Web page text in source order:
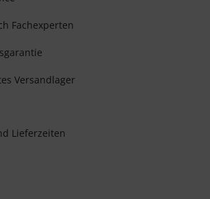
Fachexperten
Versandlager
Lieferzeiten